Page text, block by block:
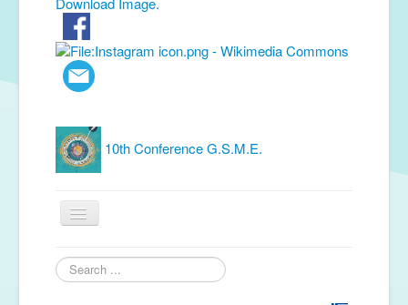
10th Conference G.S.M.E.
Home
Search
...